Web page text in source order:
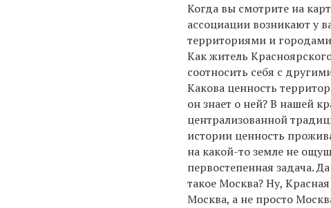
Когда вы смотрите на
ассоциации возникают у
территориями и
Как житель
соотносить себя с
Какова ценность
он знает о ней? В нашей
централизованной
истории ценность
на какой-то земле не
первостепенная задача.
такое Москва? Ну,
Москва, а не просто